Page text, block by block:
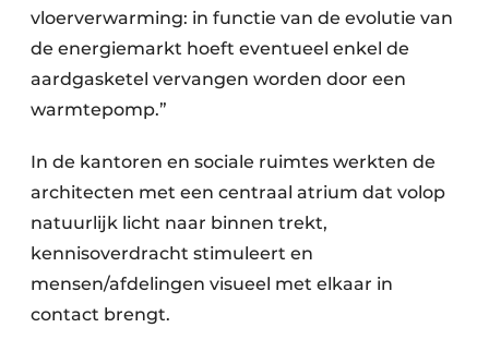
vloerverwarming: in functie van de evolutie van
de energiemarkt hoeft eventueel enkel de
aardgasketel vervangen worden door een
warmtepomp.”
In de kantoren en sociale ruimtes werkten de
architecten met een centraal atrium dat volop
natuurlijk licht naar binnen trekt,
kennisoverdracht stimuleert en
mensen/afdelingen visueel met elkaar in
contact brengt.